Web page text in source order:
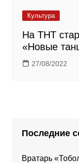
Культура
На ТНТ
«Новые
27/08/2022
Последние
Вратарь